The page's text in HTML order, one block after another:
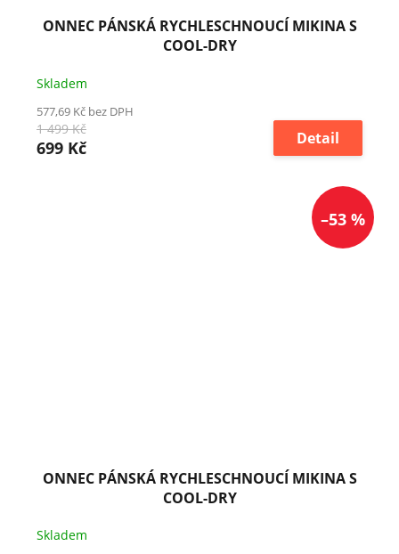
ONNEC PÁNSKÁ RYCHLESCHNOUCÍ MIKINA S
COOL-DRY
Skladem
577,69 Kč bez DPH
1 499 Kč
699 Kč Detail
–53 %
ONNEC PÁNSKÁ RYCHLESCHNOUCÍ MIKINA S
COOL-DRY
Skladem